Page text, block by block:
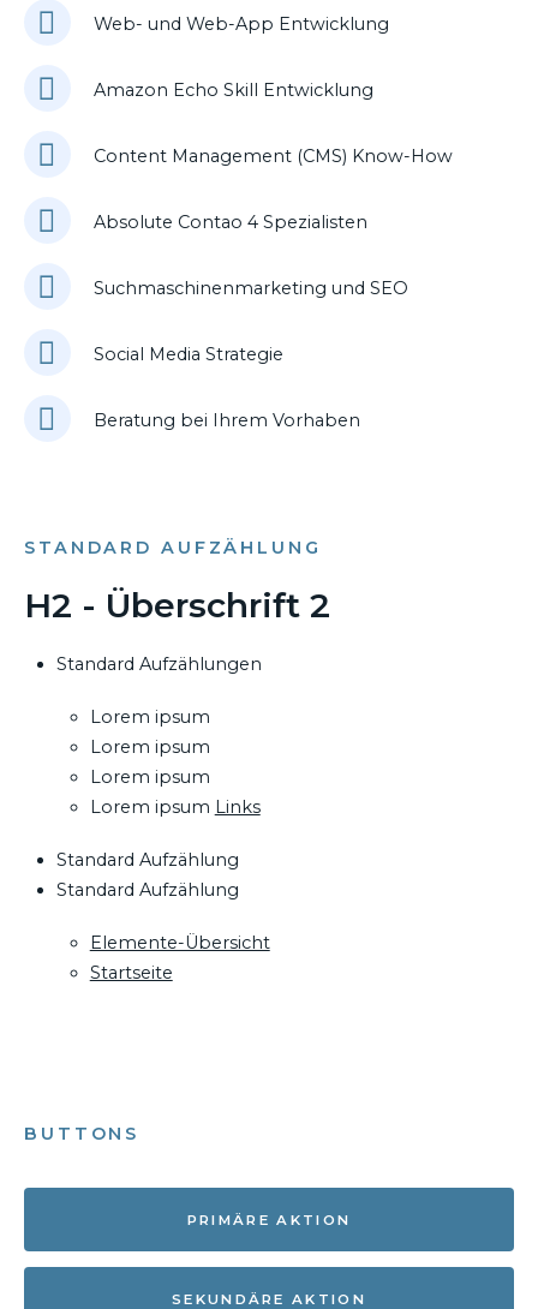
Web- und Web-App Entwicklung
Amazon Echo Skill Entwicklung
Content Management (CMS) Know-How
Absolute Contao 4 Spezialisten
Suchmaschinenmarketing und SEO
Social Media Strategie
Beratung bei Ihrem Vorhaben
STANDARD AUFZÄHLUNG
H2 - Überschrift 2
Standard Aufzählungen
Lorem ipsum
Lorem ipsum
Lorem ipsum
Lorem ipsum Links
Standard Aufzählung
Standard Aufzählung
Elemente-Übersicht
Startseite
BUTTONS
PRIMÄRE AKTION
SEKUNDÄRE AKTION